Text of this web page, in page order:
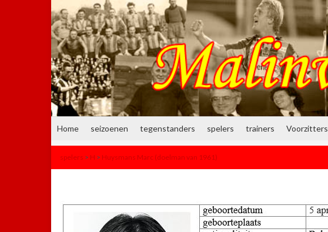
Home seizoenen tegenstanders spelers trainers Voorzitters
spelers > H > Huysmans Marc (doelman van 1961)